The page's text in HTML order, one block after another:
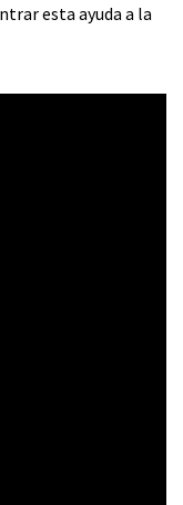
esta ayuda a la